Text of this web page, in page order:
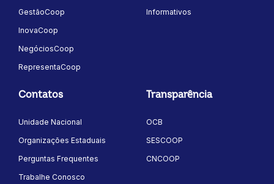
GestãoCoop
InovaCoop
NegóciosCoop
RepresentaCoop
Informativos
Contatos
Unidade Nacional
Organizações Estaduais
Perguntas Frequentes
Trabalhe Conosco
Transparência
OCB
SESCOOP
CNCOOP